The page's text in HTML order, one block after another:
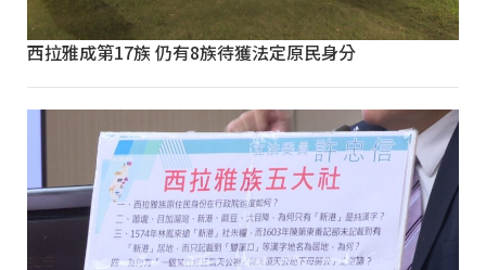
西拉雅成第17族 仍有8族待獲法定原民身分